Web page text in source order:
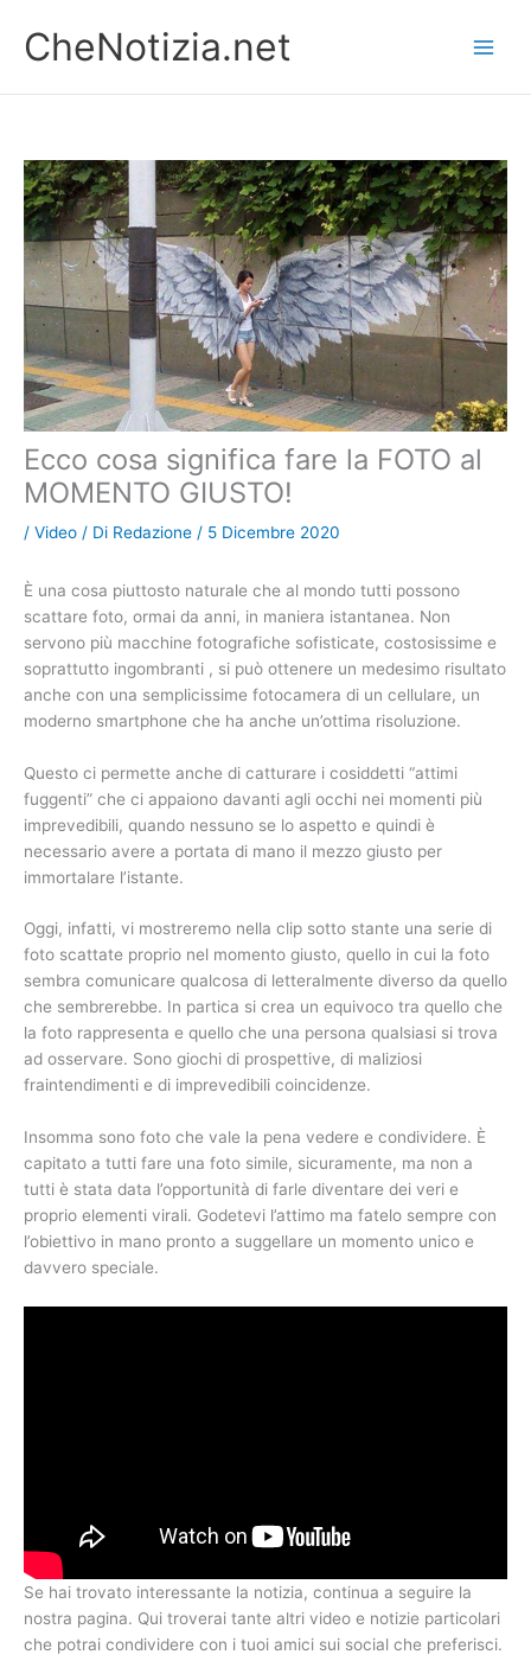
contenuto
CheNotizia.net
Ecco cosa significa fare la FOTO al
MOMENTO GIUSTO!
/ Video / Di Redazione / 5 Dicembre 2020
È una cosa piuttosto naturale che al mondo tutti possono
scattare foto, ormai da anni, in maniera istantanea. Non
servono più macchine fotografiche sofisticate, costosissime e
soprattutto ingombranti , si può ottenere un medesimo risultato
anche con una semplicissime fotocamera di un cellulare, un
moderno smartphone che ha anche un’ottima risoluzione.
Questo ci permette anche di catturare i cosiddetti “attimi
fuggenti” che ci appaiono davanti agli occhi nei momenti più
imprevedibili, quando nessuno se lo aspetto e quindi è
necessario avere a portata di mano il mezzo giusto per
immortalare l’istante.
Oggi, infatti, vi mostreremo nella clip sotto stante una serie di
foto scattate proprio nel momento giusto, quello in cui la foto
sembra comunicare qualcosa di letteralmente diverso da quello
che sembrerebbe. In partica si crea un equivoco tra quello che
la foto rappresenta e quello che una persona qualsiasi si trova
ad osservare. Sono giochi di prospettive, di maliziosi
fraintendimenti e di imprevedibili coincidenze.
Insomma sono foto che vale la pena vedere e condividere. È
capitato a tutti fare una foto simile, sicuramente, ma non a
tutti è stata data l’opportunità di farle diventare dei veri e
proprio elementi virali. Godetevi l’attimo ma fatelo sempre con
l’obiettivo in mano pronto a suggellare un momento unico e
davvero speciale.
Se hai trovato interessante la notizia, continua a seguire la
nostra pagina. Qui troverai tante altri video e notizie particolari
che potrai condividere con i tuoi amici sui social che preferisci.